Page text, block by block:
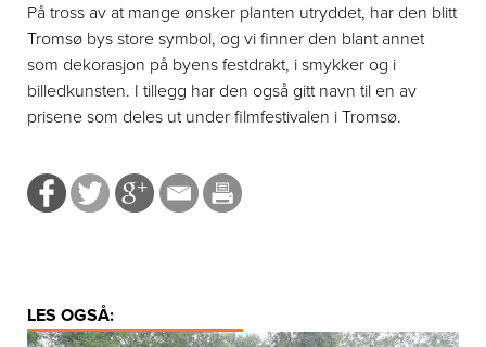
På tross av at mange ønsker planten utryddet, har den blitt
Tromsø bys store symbol, og vi finner den blant annet
som dekorasjon på byens festdrakt, i smykker og i
billedkunsten. I tillegg har den også gitt navn til en av
prisene som deles ut under filmfestivalen i Tromsø.
LES OGSÅ: